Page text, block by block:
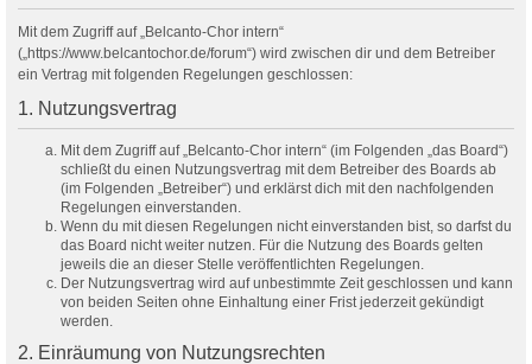
Mit dem Zugriff auf „Belcanto-Chor intern“
(„https://www.belcantochor.de/forum“) wird zwischen dir und dem Betreiber
ein Vertrag mit folgenden Regelungen geschlossen:
1. Nutzungsvertrag
Mit dem Zugriff auf „Belcanto-Chor intern“ (im Folgenden „das Board“)
schließt du einen Nutzungsvertrag mit dem Betreiber des Boards ab
(im Folgenden „Betreiber“) und erklärst dich mit den nachfolgenden
Regelungen einverstanden.
Wenn du mit diesen Regelungen nicht einverstanden bist, so darfst du
das Board nicht weiter nutzen. Für die Nutzung des Boards gelten
jeweils die an dieser Stelle veröffentlichten Regelungen.
Der Nutzungsvertrag wird auf unbestimmte Zeit geschlossen und kann
von beiden Seiten ohne Einhaltung einer Frist jederzeit gekündigt
werden.
2. Einräumung von Nutzungsrechten